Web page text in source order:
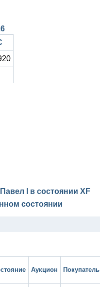
I в состоянии XF
состоянии
Аукцион Покупатель